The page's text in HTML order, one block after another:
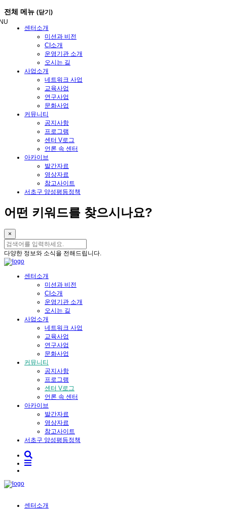
메
뉴
전체 메뉴 (닫기)
센터소개
미션과 비전
CI소개
운영기관 소개
오시는 길
사업소개
네트워크 사업
교육사업
연구사업
문화사업
커뮤니티
공지사항
프로그램
센터 V로그
언론 속 센터
아카이브
발간자료
영상자료
참고사이트
서초구 양성평등정책
어떤 키워드를 찾으시나요?
×
다양한 정보와 소식을 전해드립니다.
센터소개
미션과 비전
CI소개
운영기관 소개
오시는 길
사업소개
네트워크 사업
교육사업
연구사업
문화사업
커뮤니티
공지사항
프로그램
센터 V로그
언론 속 센터
아카이브
발간자료
영상자료
참고사이트
서초구 양성평등정책
센터소개